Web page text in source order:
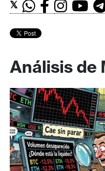
𝕏
Análisis de